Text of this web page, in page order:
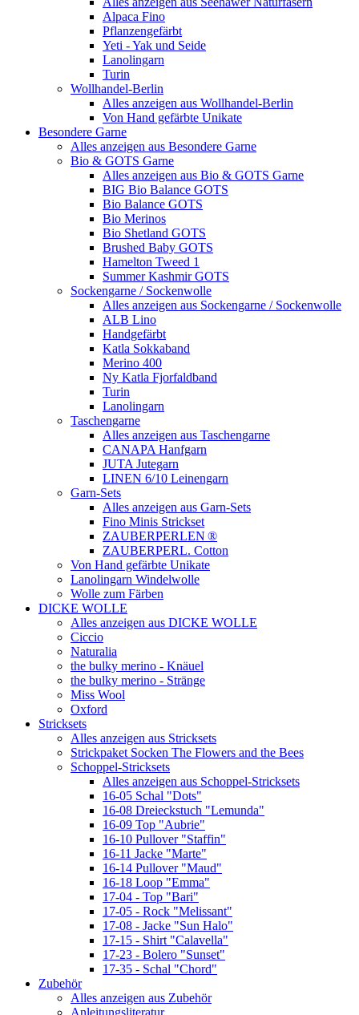
Alpaca Fino
Pflanzengefärbt
Yeti - Yak und Seide
Lanolingarn
Turin
Wollhandel-Berlin
Alles anzeigen aus Wollhandel-Berlin
Von Hand gefärbte Unikate
Besondere Garne
Alles anzeigen aus Besondere Garne
Bio & GOTS Garne
Alles anzeigen aus Bio & GOTS Garne
BIG Bio Balance GOTS
Bio Balance GOTS
Bio Merinos
Bio Shetland GOTS
Brushed Baby GOTS
Hamelton Tweed 1
Summer Kashmir GOTS
Sockengarne / Sockenwolle
Alles anzeigen aus Sockengarne / Sockenwolle
ALB Lino
Handgefärbt
Katla Sokkaband
Merino 400
Ny Katla Fjorfaldband
Turin
Lanolingarn
Taschengarne
Alles anzeigen aus Taschengarne
CANAPA Hanfgarn
JUTA Jutegarn
LINEN 6/10 Leinengarn
Garn-Sets
Alles anzeigen aus Garn-Sets
Fino Minis Strickset
ZAUBERPERLEN ®
ZAUBERPERL. Cotton
Von Hand gefärbte Unikate
Lanolingarn Windelwolle
Wolle zum Färben
DICKE WOLLE
Alles anzeigen aus DICKE WOLLE
Ciccio
Naturalia
the bulky merino - Knäuel
the bulky merino - Stränge
Miss Wool
Oxford
Stricksets
Alles anzeigen aus Stricksets
Strickpaket Socken The Flowers and the Bees
Schoppel-Stricksets
Alles anzeigen aus Schoppel-Stricksets
16-05 Schal "Dots"
16-08 Dreieckstuch "Lemunda"
16-09 Top "Aubrie"
16-10 Pullover "Staffin"
16-11 Jacke "Marte"
16-14 Pullover "Maud"
16-18 Loop "Emma"
17-04 - Top "Bari"
17-05 - Rock "Melissant"
17-08 - Jacke "Sun Halo"
17-15 - Shirt "Calavella"
17-23 - Bolero "Sunset"
17-35 - Schal "Chord"
Zubehör
Alles anzeigen aus Zubehör
Anleitungsliteratur